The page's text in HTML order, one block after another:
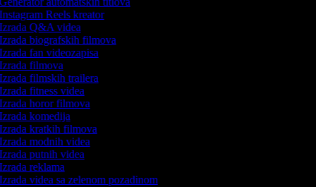
Reels kreator
Q&A videa
biografskih filmova
fan videozapisa
filmova
filmskih trailera
fitness videa
horor filmova
komedija
kratkih filmova
modnih videa
putnih videa
reklama
videa sa zelenom pozadinom